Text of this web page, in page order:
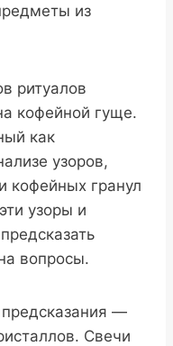
из
ритуалов
кофейной гуще.
как
узоров,
кофейных гранул
узоры и
вопросы.
—
Свечи